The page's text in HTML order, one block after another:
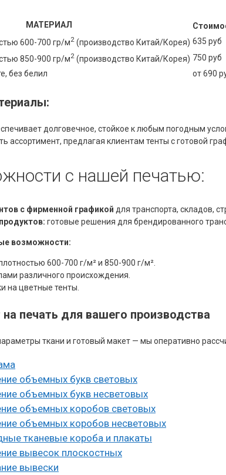
МАТЕРИАЛ
600-700 гр/м2 (производство Китай/Корея) 635 руб
850-900 гр/м2 (производство Китай/Корея) 750 руб
без белил
от 690
долговечное, стойкое к любым погодным
ассортимент, предлагая клиентам тенты с готовой
с нашей печатью:
с фирменной графикой для транспорта, складов,
готовые решения для брендированного
возможности:
600-700 г/м² и 850-900 г/м².
различного происхождения.
на цветные тенты.
на печать для вашего производства
ткани и готовый макет — мы оперативно
объемных букв световых
объемных букв несветовых
объемных коробов световых
объемных коробов несветовых
тканевые короба и плакаты
вывесок плоскостных
вывески